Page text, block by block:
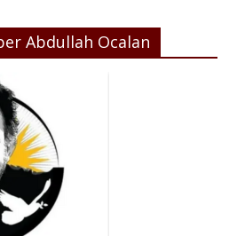
Abdullah Ocalan